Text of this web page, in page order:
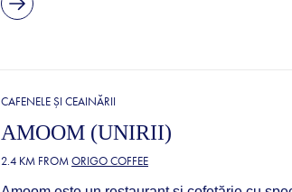
CAFENELE ȘI CEAINĂRII
AMOOM (UNIRII)
2.4 KM FROMORIGO COFFEE